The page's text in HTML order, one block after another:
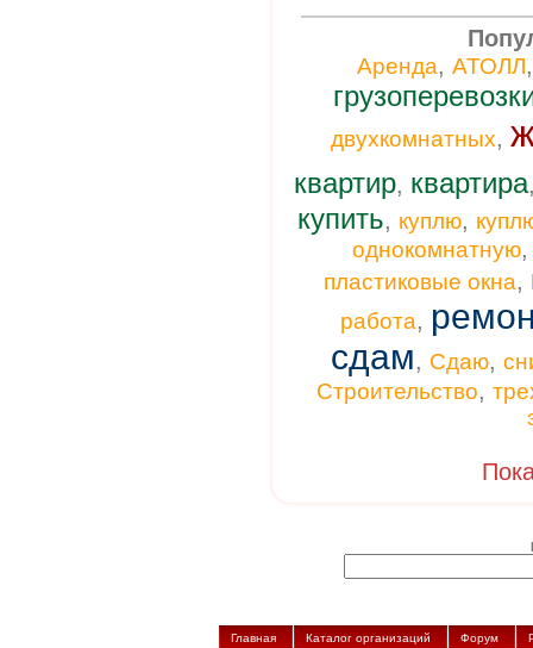
Аренда, АТОЛЛ
двухкомнатных,
квартир, квартира
купить, куплю,
однокомнатную
пластиковые окна,
работа,
сдам, Сдаю,
Строительство,
Главная Каталог организаций Форум